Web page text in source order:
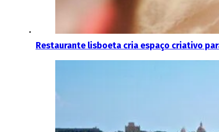
Restaurante lisboeta cria espaço criativo